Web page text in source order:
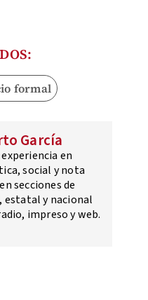
formal
García
en
social y nota
secciones de
estatal y nacional
impreso y web.